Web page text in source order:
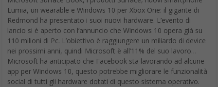
Lumia, un wearable e Windows 10 per Xbox One: il gigante di
Redmond ha presentato i suoi nuovi hardware. L’evento di
lancio si è aperto con l’annuncio che Windows 10 opera già su
110 milioni di Pc. L’obiettivo è raggiungere un miliardo di device
nei prossimi anni, quindi Microsoft è all’11% del suo lavoro…
Microsoft ha anticipato che Facebook sta lavorando ad alcune
app per Windows 10, questo potrebbe migliorare le funzionalità
social di tutti gli hardware dotati di questo sistema operativo.